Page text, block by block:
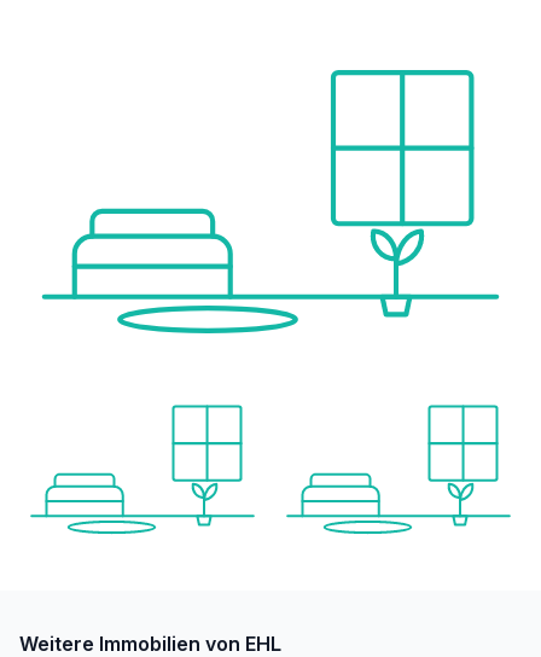
Weitere Immobilien von EHL